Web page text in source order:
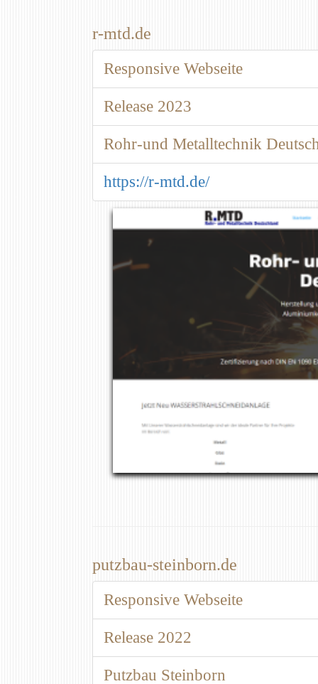
r-mtd.de
Responsive Webseite
Release 2023
Rohr-und Metalltechnik
https://r-mtd.de/
putzbau-steinborn.de
Responsive Webseite
Release 2022
Putzbau Steinborn